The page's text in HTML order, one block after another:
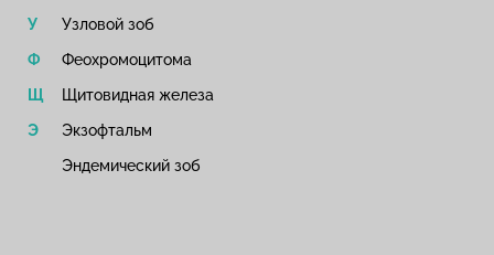
Узловой зоб
Феохромоцитома
Щитовидная железа
Экзофтальм
Эндемический зоб